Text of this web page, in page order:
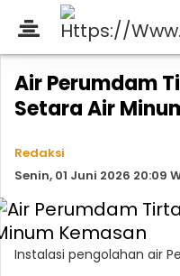
Air Perumdam
Setara Air
Redaksi
Senin, 01 Juni 2026 20:09
Instalasi pengolahan air